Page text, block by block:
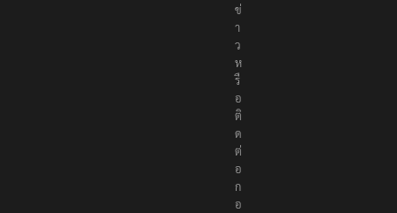
ข่
า
ว
ห
รื
อ
ติ
ด
ต่
อ
ก
อ